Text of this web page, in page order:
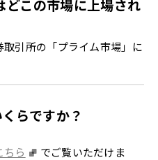
この市場に上場され
取引所の「プライム市場」に
らですか？
ちら
でご覧いただけま